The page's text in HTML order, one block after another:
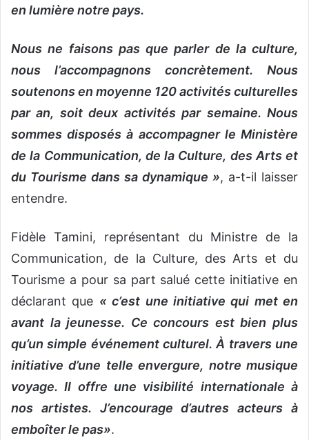
en lumière notre pays.
Nous ne faisons pas que parler de la culture,
nous l’accompagnons concrètement. Nous
soutenons en moyenne 120 activités culturelles
par an, soit deux activités par semaine. Nous
sommes disposés à accompagner le Ministère
de la Communication, de la Culture, des Arts et
du Tourisme dans sa dynamique », a-t-il laisser
entendre.
Fidèle Tamini, représentant du Ministre de la
Communication, de la Culture, des Arts et du
Tourisme a pour sa part salué cette initiative en
déclarant que « c’est une initiative qui met en
avant la jeunesse. Ce concours est bien plus
qu’un simple événement culturel. À travers une
initiative d’une telle envergure, notre musique
voyage. Il offre une visibilité internationale à
nos artistes. J’encourage d’autres acteurs à
emboîter le pas».